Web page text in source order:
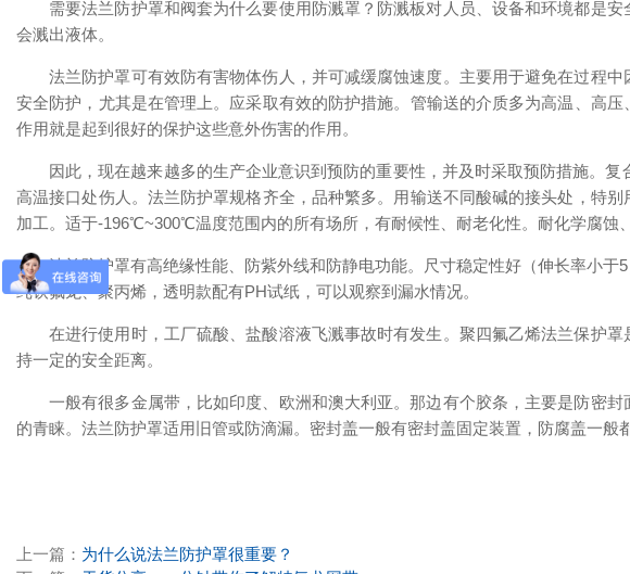
需要法兰防护罩和阀套为什么要使用防溅罩？防溅板对人员、设备和环境都是
会溅出液体。
法兰防护罩可有效防有害物体伤人，并可减缓腐蚀速度。主要用于避免在过程
安全防护，尤其是在管理上。应采取有效的防护措施。管输送的介质多为高温、高
作用就是起到很好的保护这些意外伤害的作用。
因此，现在越来越多的生产企业意识到预防的重要性，并及时采取预防措施。
高温接口处伤人。法兰防护罩规格齐全，品种繁多。用输送不同酸碱的接头处，特
加工。适于-196℃~300℃温度范围内的所有场所，有耐候性、耐老化性。耐化学腐蚀
法兰防护罩有高绝缘性能、防紫外线和防静电功能。尺寸稳定性好（伸长率小
纯铁氟龙、聚丙烯，透明款配有PH试纸，可以观察到漏水情况。
在进行使用时，工厂硫酸、盐酸溶液飞溅事故时有发生。聚四氟乙烯法兰保护
持一定的安全距离。
一般有很多金属带，比如印度、欧洲和澳大利亚。那边有个胶条，主要是防密
的青睐。法兰防护罩适用旧管或防滴漏。密封盖一般有密封盖固定装置，防腐盖一般
上一篇： 为什么说法兰防护罩很重要？